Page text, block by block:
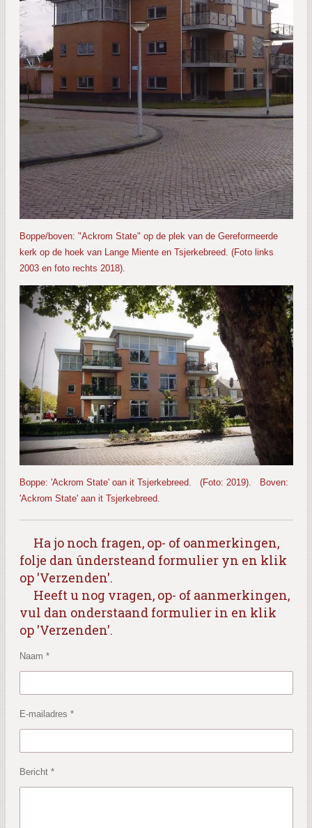
Boppe/boven: "Ackrom State" op de plek van de Gereformeerde
kerk op de hoek van Lange Miente en Tsjerkebreed. (Foto links
2003 en foto rechts 2018).
Boppe: 'Ackrom State' oan it Tsjerkebreed. (Foto: 2019). Boven:
'Ackrom State' aan it Tsjerkebreed.
Ha jo noch fragen, op- of oanmerkingen,
folje dan ûndersteand formulier yn en klik
op 'Verzenden'.
Heeft u nog vragen, op- of aanmerkingen,
vul dan onderstaand formulier in en klik
op 'Verzenden'.
Naam *
E-mailadres *
Bericht *